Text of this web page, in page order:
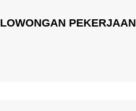
LOWONGAN PEKERJAAN